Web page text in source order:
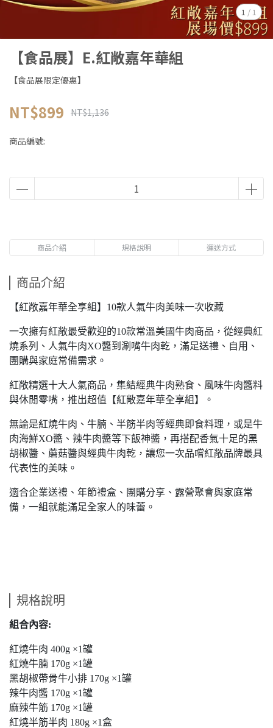
1 / 1
【食品展】E.紅敞嘉年華組
【食品展限定優惠】
NT$899 NT$1,136
商品編號:
商品介紹 規格說明 運送方式
商品介紹
【紅敞嘉年華全享組】10款人氣牛肉美味一次收藏
一次擁有紅敞最受歡迎的10款常溫美國牛肉商品，從經典紅
燒系列、人氣牛肉XO醬到涮嘴牛肉乾，滿足送禮、自用、
團購與家庭常備需求。
紅敞精選十大人氣商品，集結經典牛肉熟食、風味牛肉醬料
與休閒零嘴，推出超值【紅敞嘉年華全享組】。
無論是紅燒牛肉、牛腩、半筋半肉等經典即食料理，或是牛
肉海鮮XO醬、辣牛肉醬等下飯神醬，再搭配香氣十足的黑
胡椒醬、蘑菇醬與經典牛肉乾，讓您一次品嚐紅敞品牌最具
代表性的美味。
適合企業送禮、年節禮盒、團購分享、露營聚會與家庭常
備，一組就能滿足全家人的味蕾。
規格說明
組合內容:
紅燒牛肉 400g ×1罐
紅燒牛腩 170g ×1罐
黑胡椒帶骨牛小排 170g ×1罐
辣牛肉醬 170g ×1罐
麻辣牛筋 170g ×1罐
紅燒半筋半肉 180g ×1盒